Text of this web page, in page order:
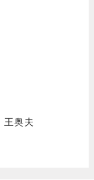
奥夫